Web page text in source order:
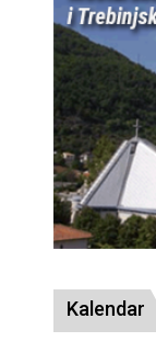
Kalendar